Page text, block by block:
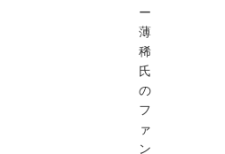
ー
薄
稀
氏
の
フ
ァ
ン